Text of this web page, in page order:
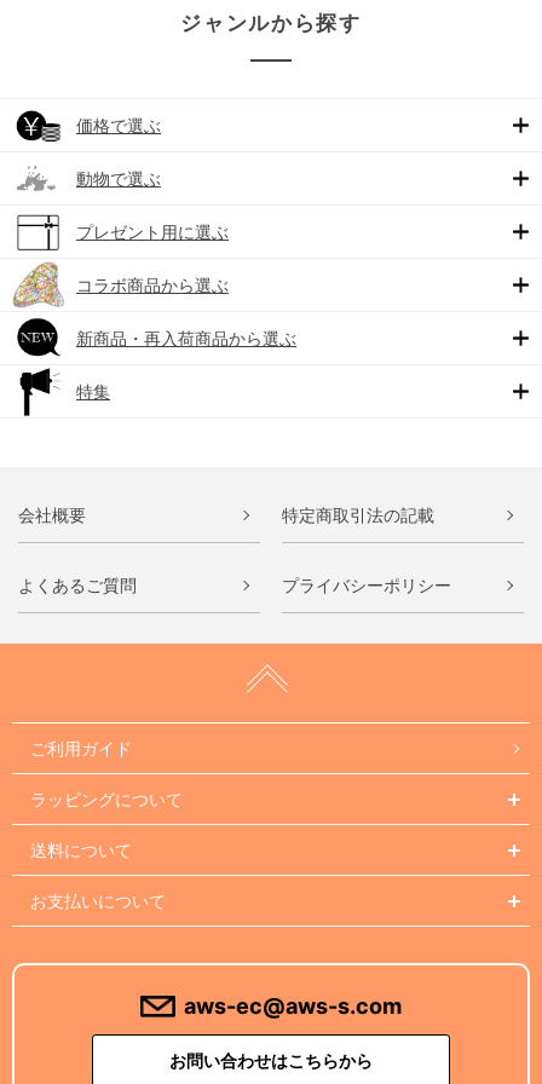
ジャンルから探す
価格で選ぶ
動物で選ぶ
プレゼント用に選ぶ
コラボ商品から選ぶ
新商品・再入荷商品から選ぶ
特集
会社概要 特定商取引法の記載
よくあるご質問 プライバシーポリシー
ご利用ガイド
ラッピングについて
送料について
お支払いについて
aws-ec@aws-s.com
お問い合わせはこちらから